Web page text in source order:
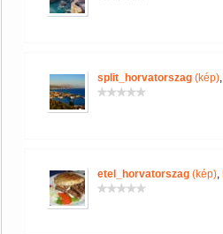
split_horvatorszag (kép),
etel_horvatorszag (kép),